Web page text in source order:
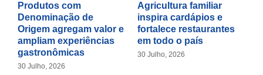
Produtos com
Denominação de
Origem agregam valor e
ampliam experiências
gastronômicas
30 Julho, 2026
Agricultura familiar
inspira cardápios e
fortalece restaurantes
em todo o país
30 Julho, 2026